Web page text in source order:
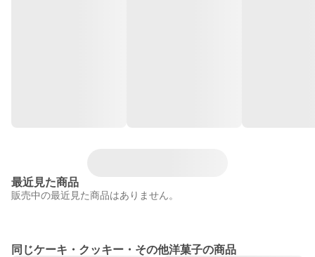
最近見た商品
販売中の最近見た商品はありません。
同じケーキ・クッキー・その他洋菓子の商品